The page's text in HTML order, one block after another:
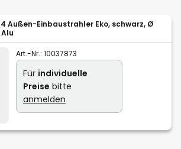
Außen-Einbaustrahler Eko, schwarz, Ø
Art.-Nr.: 10037873
Für individuelle
Preise bitte
anmelden